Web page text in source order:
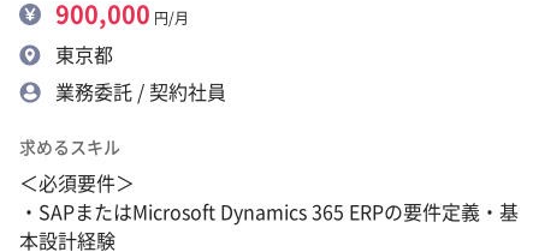
900,000 円/月
東京都
業務委託 / 契約社員
求めるスキル
＜必須要件＞
・SAPまたはMicrosoft Dynamics 365 ERPの要件定義・基
本設計経験